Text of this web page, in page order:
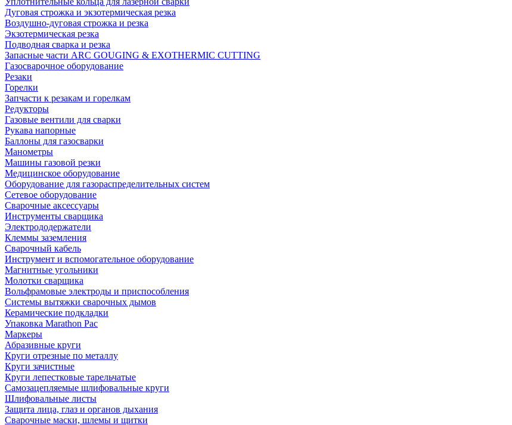
Дуговая строжка и экзотермическая резка
Воздушно-дуговая строжка и резка
Экзотермическая резка
Подводная сварка и резка
Запасные части ARC GOUGING & EXOTHERMIC CUTTING
Газосварочное оборудование
Резаки
Горелки
Запчасти к резакам и горелкам
Редукторы
Газовые вентили для сварки
Рукава напорные
Баллоны для газосварки
Манометры
Машины газовой резки
Медицинское оборудование
Оборудование для газораспределительных систем
Сетевое оборудование
Сварочные аксессуары
Инструменты сварщика
Электрододержатели
Клеммы заземления
Сварочный кабель
Инструмент и вспомогательное оборудование
Магнитные угольники
Молотки сварщика
Вольфрамовые электроды и приспособления
Системы вытяжки сварочных дымов
Керамические подкладки
Упаковка Marathon Pac
Маркеры
Абразивные круги
Круги отрезные по металлу
Круги зачистные
Круги лепестковые тарельчатые
Самозацепляемые шлифовальные круги
Шлифовальные листы
Защита лица, глаз и органов дыхания
Сварочные маски, шлемы и щитки